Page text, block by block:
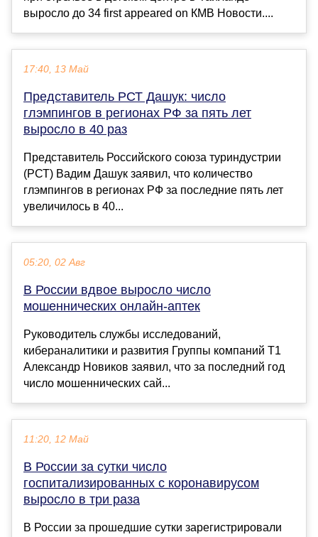
выросло до 34 first appeared on КМВ Новости....
17:40, 13 Май
Представитель РСТ Дашук: число
глэмпингов в регионах РФ за пять лет
выросло в 40 раз
Представитель Российского союза туриндустрии
(РСТ) Вадим Дашук заявил, что количество
глэмпингов в регионах РФ за последние пять лет
увеличилось в 40...
05:20, 02 Авг
В России вдвое выросло число
мошеннических онлайн-аптек
Руководитель службы исследований,
кибераналитики и развития Группы компаний Т1
Александр Новиков заявил, что за последний год
число мошеннических сай...
11:20, 12 Май
В России за сутки число
госпитализированных с коронавирусом
выросло в три раза
В России за прошедшие сутки зарегистрировали